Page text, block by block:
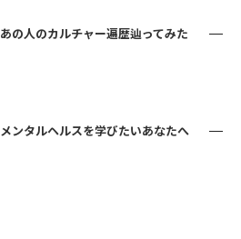
あの人のカルチャー遍歴辿ってみた
メンタルヘルスを学びたいあなたへ